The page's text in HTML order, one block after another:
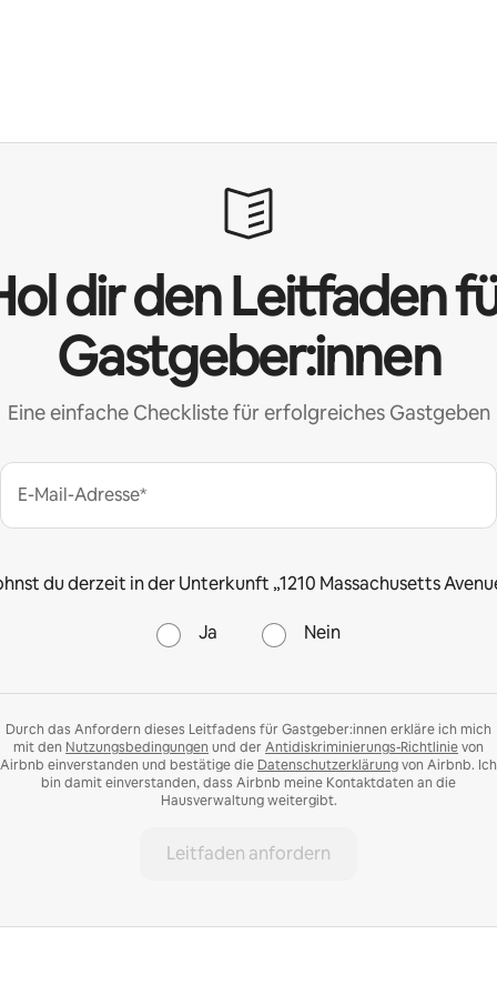
dir den Leitfaden
Gastgeber:innen
Eine einfache Checkliste für erfolgreiches Gastgeben
E-Mail-Adresse*
du derzeit in der Unterkunft „1210 Massachusetts
Ja Nein
Durch das Anfordern dieses Leitfadens für Gastgeber:innen erkläre ich mich
mit den Nutzungsbedingungen und der Antidiskriminierungs-Richtlinievon
Airbnb einverstanden und bestätige die Datenschutzerklärungvon Airbnb. Ich
bin damit einverstanden, dass Airbnb meine Kontaktdaten an die
Hausverwaltung weitergibt.
Leitfaden anfordern